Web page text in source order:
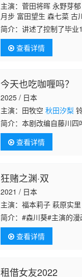
主演：菅田将晖 永野芽
月步 富田望生 森七菜
思 三船海斗 横田真悠 大
简介：讲述了控制了毕
饰演柊一颯，永野芽郁饰
查看详情
今天也吃咖喱吗？
2025 / 日本
主演：田牧空秋田汐梨
简介：本剧改编自藤川四
京，与咖喱狂热爱好者远
查看详情
狂赌之渊·双
2021 / 日本
主演：福本莉子 萩原实
简介：#森川葵#主演的
赌之渊#的同名衍生作品
事， 查看详情
租借女友2022